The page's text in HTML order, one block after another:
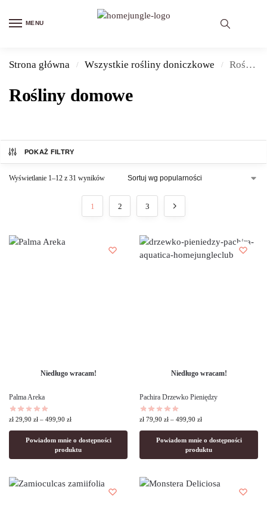
MENU
Strona główna / Wszystkie rośliny doniczkowe / Rośliny domowe
Rośliny domowe
POKAŻ FILTRY
Wyświetlanie 1–12 z 31 wyników
1 2 3
Niedługo wracam!
Palma Areka
zł 29,90 zł – 499,90 zł
Powiadom mnie o dostępności
produktu
Niedługo wracam!
Pachira Drzewko Pieniędzy
zł 79,90 zł – 499,90 zł
Powiadom mnie o dostępności
produktu